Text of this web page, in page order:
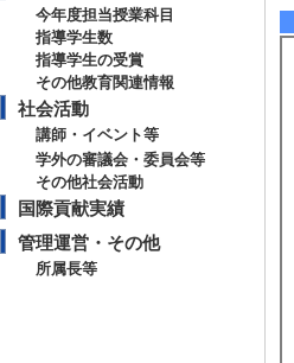
今年度担当授業科目
指導学生数
指導学生の受賞
その他教育関連情報
社会活動
講師・イベント等
学外の審議会・委員会等
その他社会活動
国際貢献実績
管理運営・その他
所属長等